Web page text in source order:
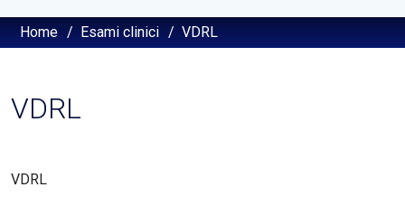
Home / Esami clinici / VDRL
VDRL
VDRL